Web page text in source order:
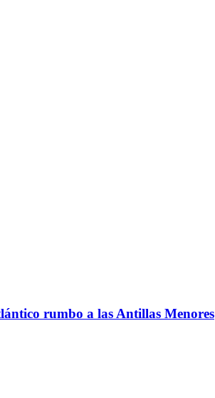
rumbo a las Antillas Menores